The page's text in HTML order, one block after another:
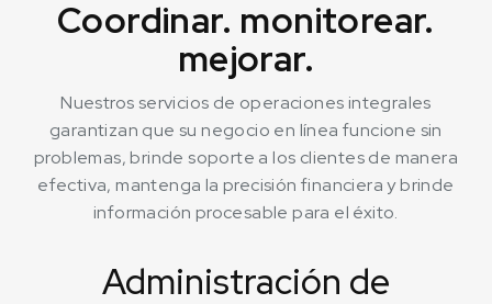
Coordinar. monitorear.
mejorar.
Nuestros servicios de operaciones integrales
garantizan que su negocio en línea funcione sin
problemas, brinde soporte a los clientes de manera
efectiva, mantenga la precisión financiera y brinde
información procesable para el éxito.
Administración de